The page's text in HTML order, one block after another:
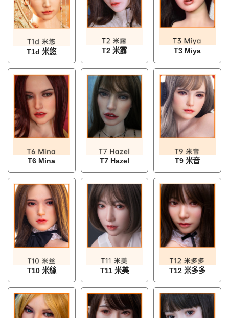
T1d 米悠 T2 米露 T3 Miya
T6 Mina T7 Hazel T9 米音
T10 米絲 T11 米美 T12 米多多